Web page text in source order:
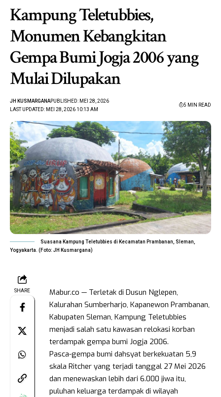
Kampung Teletubbies,
Monumen Kebangkitan
Gempa Bumi Jogja 2006 yang
Mulai Dilupakan
LAST UPDATED: MEI 28, 2026 10:13 AM
JH KUSMARGANAPUBLISHED: MEI 28, 2026
5 MIN READ
Suasana Kampung Teletubbies di Kecamatan Prambanan, Sleman,
Yogyakarta. (Foto: JH Kusmargana)
SHARE
Mabur.co — Terletak di Dusun Nglepen,
Kalurahan Sumberharjo, Kapanewon Prambanan,
Kabupaten Sleman, Kampung Teletubbies
menjadi salah satu kawasan relokasi korban
terdampak gempa bumi Jogja 2006.
Pasca-gempa bumi dahsyat berkekuatan 5,9
skala Ritcher yang terjadi tanggal 27 Mei 2026
dan menewaskan lebih dari 6.000 jiwa itu,
puluhan keluarga terdampak di wilayah